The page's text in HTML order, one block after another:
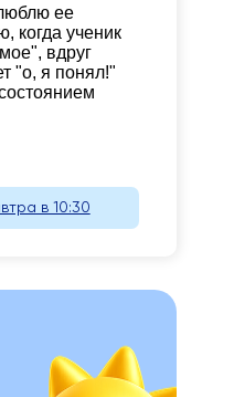
ее
когда ученик
вдруг
"о, я понял!"
в 10:30